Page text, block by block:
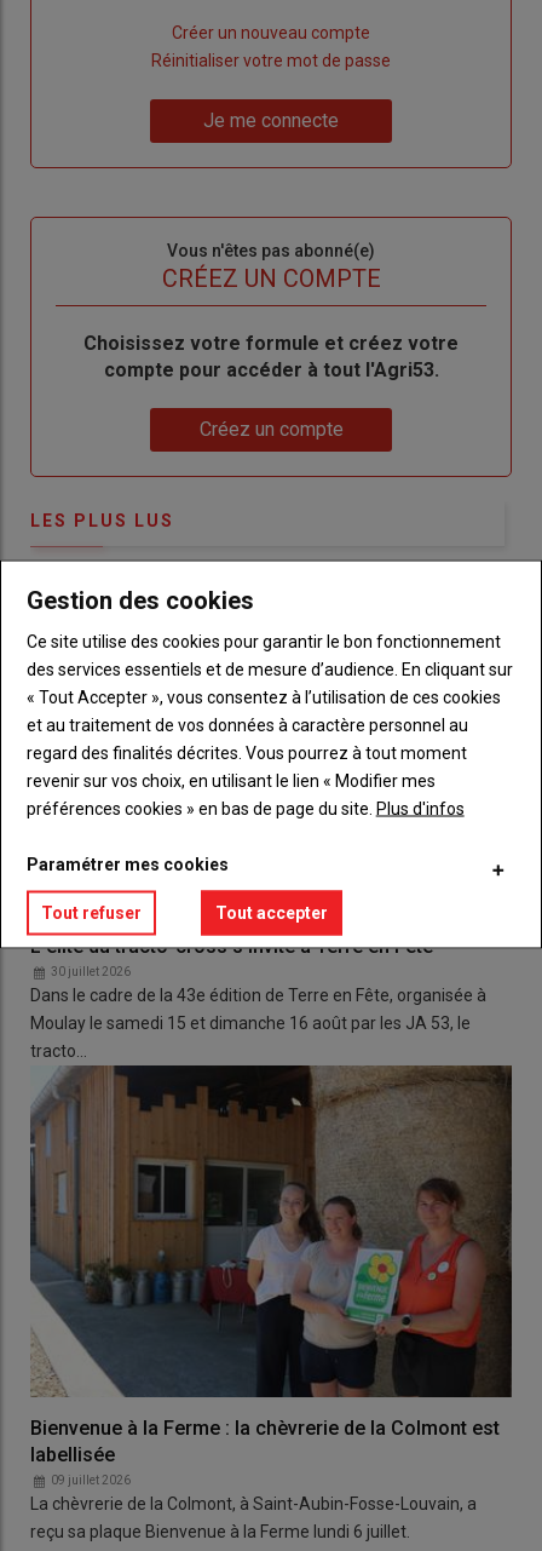
Créer un nouveau compte
de
Réinitialiser votre mot de passe
me
Je me connecte
Vous n'êtes pas abonné(e)
CRÉEZ UN COMPTE
BodyChoisissez votre formule et créez votre
compte pour accéder à tout l'Agri53.
Créez un compte
LES PLUS LUS
L'élite du tracto-cross s'invite à Terre en Fête
30 juillet 2026
Dans le cadre de la 43e édition de Terre en Fête, organisée à
Moulay le samedi 15 et dimanche 16 août par les JA 53, le
tracto…
Bienvenue à la Ferme : la chèvrerie de la Colmont est
labellisée
09 juillet 2026
La chèvrerie de la Colmont, à Saint-Aubin-Fosse-Louvain, a
reçu sa plaque Bienvenue à la Ferme lundi 6 juillet.
Gestion des cookies
Ce site utilise des cookies pour garantir le bon fonctionnement
des services essentiels et de mesure d’audience. En cliquant sur
« Tout Accepter », vous consentez à l’utilisation de ces cookies
et au traitement de vos données à caractère personnel au
regard des finalités décrites. Vous pourrez à tout moment
revenir sur vos choix, en utilisant le lien « Modifier mes
préférences cookies » en bas de page du site. Plus d'infos
Paramétrer mes cookies
Tout refuser Tout accepter